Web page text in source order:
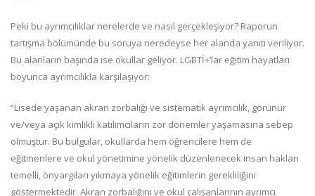
Peki bu ayrımcılıklar nerelerde ve nasıl gerçekleşiyor? Raporun
tartışma bölümünde bu soruya neredeyse her alanda yanıtı veriliyor.
Bu alanların başında ise okullar geliyor. LGBTİ+’lar eğitim hayatları
boyunca ayrımcılıkla karşılaşıyor:
“Lisede yaşanan akran zorbalığı ve sistematik ayrımcılık, görünür
ve/veya açık kimlikli katılımcıların zor dönemler yaşamasına sebep
olmuştur. Bu bulgular, okullarda hem öğrencilere hem de
eğitmenlere ve okul yönetimine yönelik düzenlenecek insan hakları
temelli, önyargıları yıkmaya yönelik eğitimlerin gerekliliğini
göstermektedir. Akran zorbalığını ve okul çalışanlarının ayrımcı